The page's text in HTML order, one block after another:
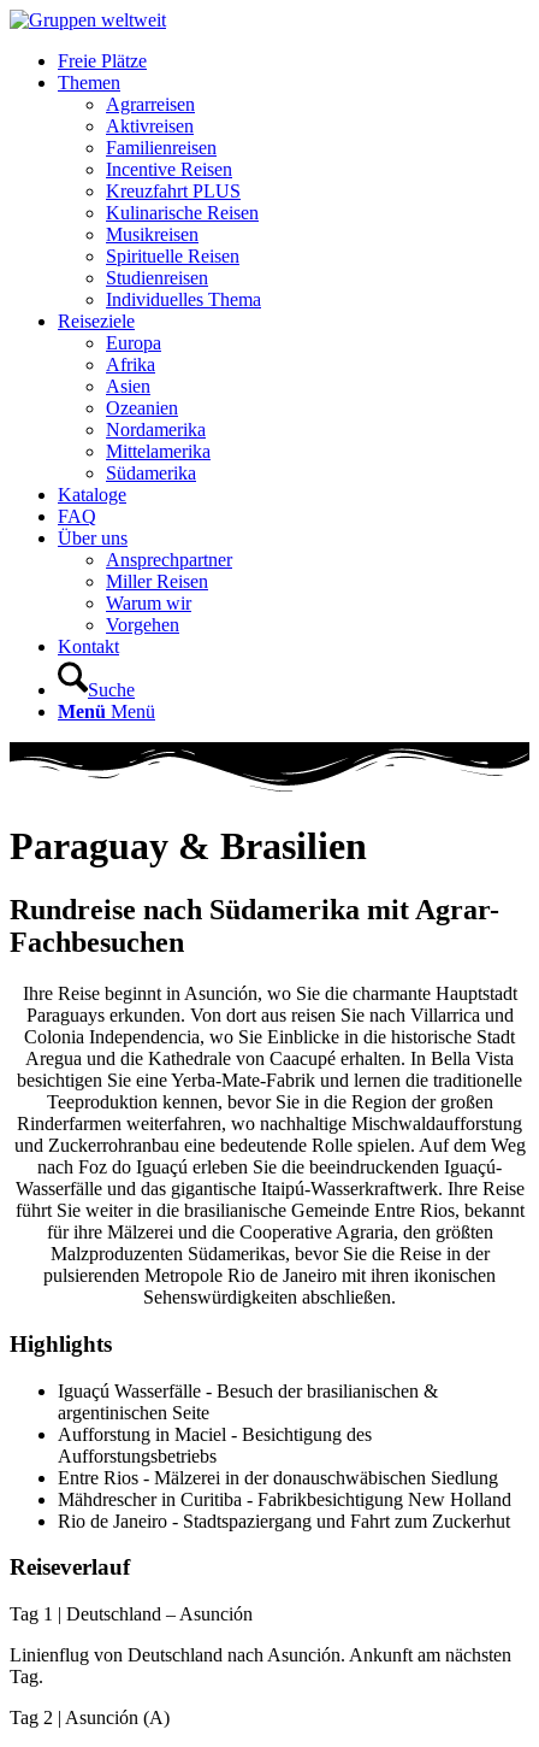
Freie Plätze
Themen
Agrarreisen
Aktivreisen
Familienreisen
Incentive Reisen
Kreuzfahrt PLUS
Kulinarische Reisen
Musikreisen
Spirituelle Reisen
Studienreisen
Individuelles Thema
Reiseziele
Europa
Afrika
Asien
Ozeanien
Nordamerika
Mittelamerika
Südamerika
Kataloge
FAQ
Über uns
Ansprechpartner
Miller Reisen
Warum wir
Vorgehen
Kontakt
Suche
Menü Menü
Paraguay & Brasilien
Rundreise nach Südamerika mit Agrar-
Fachbesuchen
Ihre Reise beginnt in Asunción, wo Sie die charmante Hauptstadt
Paraguays erkunden. Von dort aus reisen Sie nach Villarrica und
Colonia Independencia, wo Sie Einblicke in die historische Stadt
Aregua und die Kathedrale von Caacupé erhalten. In Bella Vista
besichtigen Sie eine Yerba-Mate-Fabrik und lernen die traditionelle
Teeproduktion kennen, bevor Sie in die Region der großen
Rinderfarmen weiterfahren, wo nachhaltige Mischwaldaufforstung
und Zuckerrohranbau eine bedeutende Rolle spielen. Auf dem Weg
nach Foz do Iguaçú erleben Sie die beeindruckenden Iguaçú-
Wasserfälle und das gigantische Itaipú-Wasserkraftwerk. Ihre Reise
führt Sie weiter in die brasilianische Gemeinde Entre Rios, bekannt
für ihre Mälzerei und die Cooperative Agraria, den größten
Malzproduzenten Südamerikas, bevor Sie die Reise in der
pulsierenden Metropole Rio de Janeiro mit ihren ikonischen
Sehenswürdigkeiten abschließen.
Highlights
Iguaçú Wasserfälle - Besuch der brasilianischen &
argentinischen Seite
Aufforstung in Maciel - Besichtigung des
Aufforstungsbetriebs
Entre Rios - Mälzerei in der donauschwäbischen Siedlung
Mähdrescher in Curitiba - Fabrikbesichtigung New Holland
Rio de Janeiro - Stadtspaziergang und Fahrt zum Zuckerhut
Reiseverlauf
Tag 1 | Deutschland – Asunción
Linienflug von Deutschland nach Asunción. Ankunft am nächsten
Tag.
Tag 2 | Asunción (A)